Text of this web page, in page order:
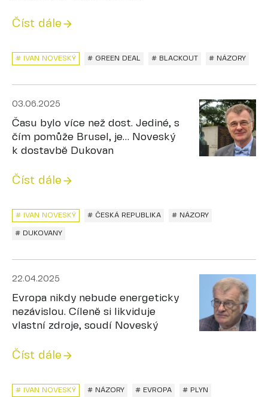
Číst dále
# GREEN DEAL # BLACKOUT # NÁZORY
# IVAN NOVESKÝ
03.06.2025
Času bylo více než dost. Jediné, s
čím pomůže Brusel, je… Noveský
k dostavbě Dukovan
Číst dále
# IVAN NOVESKÝ # ČESKÁ REPUBLIKA # NÁZORY
# DUKOVANY
22.04.2025
Evropa nikdy nebude energeticky
nezávislou. Cíleně si likviduje
vlastní zdroje, soudí Noveský
Číst dále
# IVAN NOVESKÝ # NÁZORY # EVROPA # PLYN